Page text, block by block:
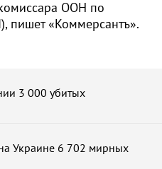
ООН по
пишет «Коммерсантъ».
3 000 убитых
Украине 6 702 мирных